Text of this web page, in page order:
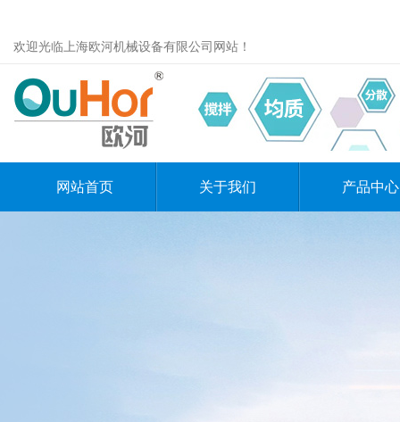
欢迎光临上海欧河机械设备有限公司网站！
网站首页 关于我们 产品中心